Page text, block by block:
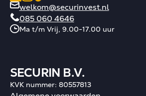
welkom@securinvest.nl
085 060 4646
Ma t/m Vrij, 9.00-17.00 uur
SECURIN B.V.
KVK nummer: 80557813